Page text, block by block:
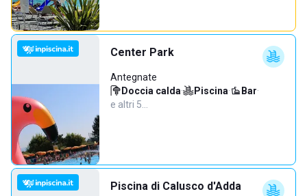
Center Park
Antegnate
Doccia calda· Piscina· Bar·
e altri 5…
Piscina di Calusco d'Adda